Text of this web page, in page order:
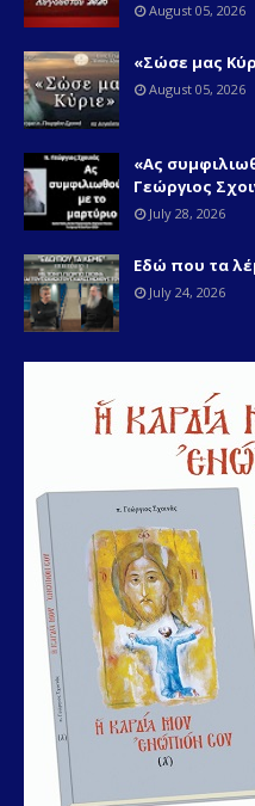
August 05, 2026
«Σώσε μας
August 05, 2026
«Ας
Γεώργιος
July 28, 2026
Εδώ που τα
July 24, 2026